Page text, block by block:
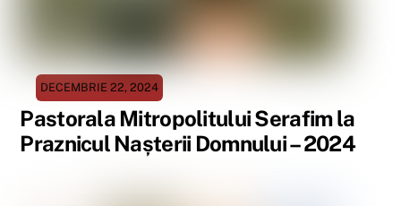
DECEMBRIE 22, 2024
Pastorala Mitropolitului Serafim la
Praznicul Nașterii Domnului – 2024